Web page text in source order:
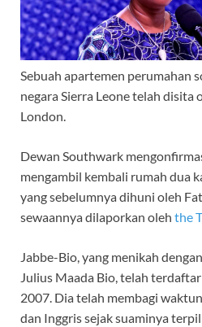
Sebuah apartemen perumahan
negara Sierra Leone telah disita
London.
Dewan Southwark
mengambil kembali rumah dua
yang sebelumnya dihuni oleh
sewaannya dilaporkan oleh the
Jabbe-Bio, yang menikah
Julius Maada Bio, telah
2007. Dia telah membagi
dan Inggris sejak suaminya